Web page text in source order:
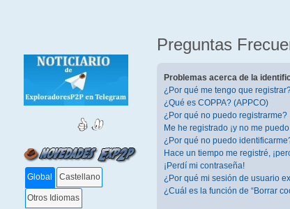
Global Castellano
Otros Idiomas
Preguntas
Problemas acerca de la
¿Por qué me tengo que
¿Qué es COPPA? (APPCO)
¿Por qué no puedo registrarme?
Me he registrado ¡y no me
¿Por qué no puedo
Hace un tiempo me registré,
¡Perdí mi contraseña!
¿Por qué mi sesión de usuario
¿Cuál es la función de “Borrar